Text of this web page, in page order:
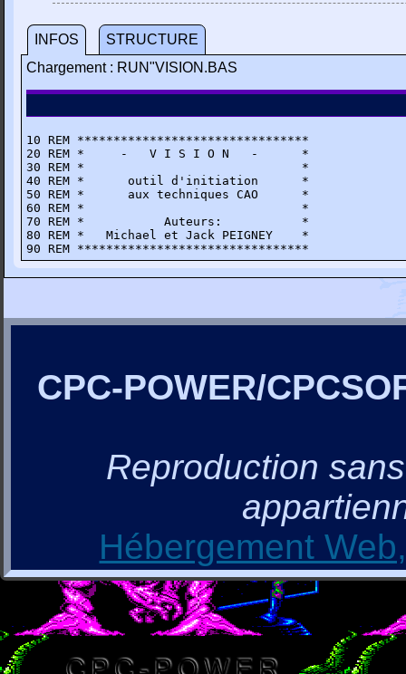
INFOS
STRUCTURE
Chargement : RUN"VISION.BAS
10 REM ********************************
20 REM *     -   V I S I O N   -      *
30 REM *                              *
40 REM *      outil d'initiation      *
50 REM *      aux techniques CAO      *
60 REM *                              *
70 REM *           Auteurs:           *
80 REM *   Michael et Jack PEIGNEY    *
90 REM ********************************
CPC-POWER/
Reproduction
Hébergement